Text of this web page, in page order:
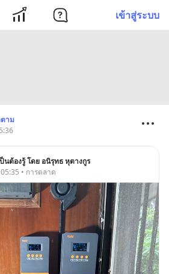
เข้าสู่ระบบ
าม
นต้องรู้ โดย อนิรุทธ หุตางกูร
• การตลาด